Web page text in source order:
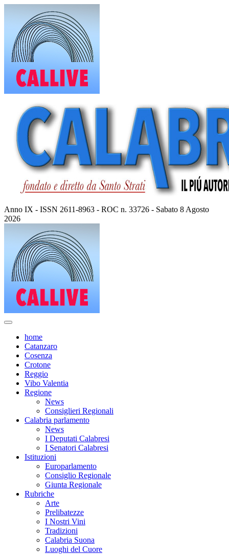
contenuto
Anno IX - ISSN 2611-8963 - ROC n. 33726 - Sabato 8 Agosto
2026
home
Catanzaro
Cosenza
Crotone
Reggio
Vibo Valentia
Regione
News
Consiglieri Regionali
Calabria parlamento
News
I Deputati Calabresi
I Senatori Calabresi
Istituzioni
Europarlamento
Consiglio Regionale
Giunta Regionale
Rubriche
Arte
Prelibatezze
I Nostri Vini
Tradizioni
Calabria Suona
Luoghi del Cuore